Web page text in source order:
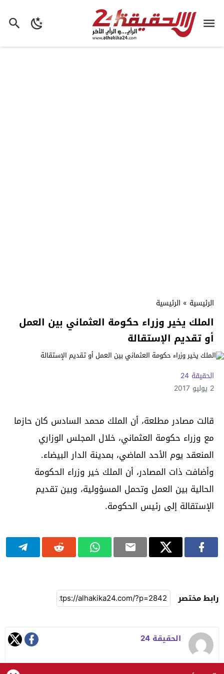
الرئيسية » الرئيسية
الملك يخير وزراء حكومة العثماني بين العمل
أو تقديم الإستقالة
الحقيقة 24
2 يوليو 2017
قالت مصادر مطلعة، أن الملك محمد السادس كان حازما
مع وزراء حكومة العثماني، خلال المجلس الوزاري
المنعقد يوم الأحد الماضي، بمدينة الدار البيضاء.
وأضافت ذات المصادر، أن الملك خير وزراء الحكومة
الحالية بين العمل وتحمل المسؤولية، وبين تقديم
الإستقالة إلى رئيس الحكومة.
رابط مختصر
الحقيقة 24